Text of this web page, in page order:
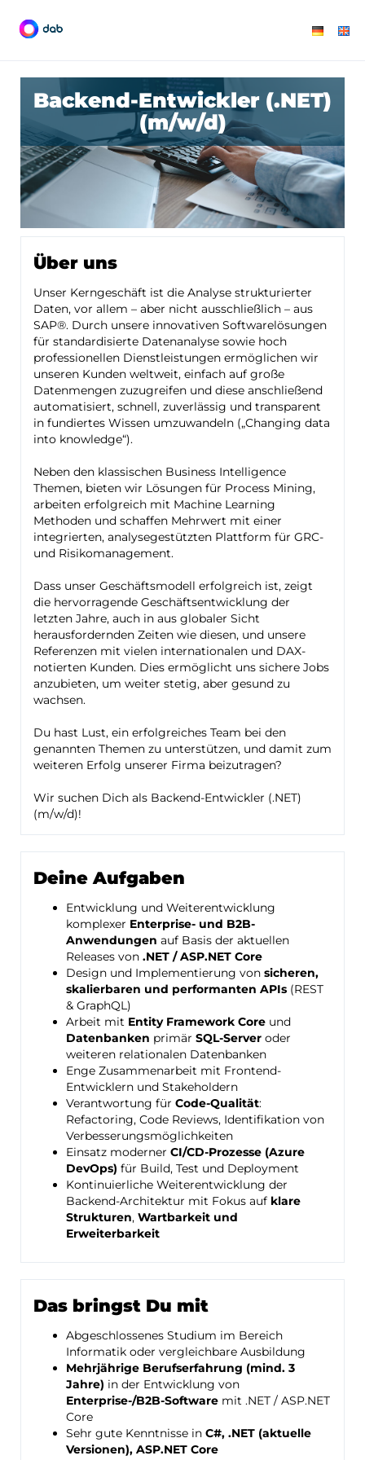
Backend-Entwickler (.NET)
(m/w/d)
Über uns
Unser Kerngeschäft ist die Analyse strukturierter
Daten, vor allem – aber nicht ausschließlich – aus
SAP®. Durch unsere innovativen Softwarelösungen
für standardisierte Datenanalyse sowie hoch
professionellen Dienstleistungen ermöglichen wir
unseren Kunden weltweit, einfach auf große
Datenmengen zuzugreifen und diese anschließend
automatisiert, schnell, zuverlässig und transparent
in fundiertes Wissen umzuwandeln („Changing data
into knowledge“).
Neben den klassischen Business Intelligence
Themen, bieten wir Lösungen für Process Mining,
arbeiten erfolgreich mit Machine Learning
Methoden und schaffen Mehrwert mit einer
integrierten, analysegestützten Plattform für GRC-
und Risikomanagement.
Dass unser Geschäftsmodell erfolgreich ist, zeigt
die hervorragende Geschäftsentwicklung der
letzten Jahre, auch in aus globaler Sicht
herausfordernden Zeiten wie diesen, und unsere
Referenzen mit vielen internationalen und DAX-
notierten Kunden. Dies ermöglicht uns sichere Jobs
anzubieten, um weiter stetig, aber gesund zu
wachsen.
Du hast Lust, ein erfolgreiches Team bei den
genannten Themen zu unterstützen, und damit zum
weiteren Erfolg unserer Firma beizutragen?
Wir suchen Dich als Backend-Entwickler (.NET)
(m/w/d)!
Deine Aufgaben
Entwicklung und Weiterentwicklung
komplexer Enterprise- und B2B-
Anwendungen auf Basis der aktuellen
Releases von .NET / ASP.NET Core
Design und Implementierung von sicheren,
skalierbaren und performanten APIs (REST
& GraphQL)
Arbeit mit Entity Framework Core und
Datenbanken primär SQL-Server oder
weiteren relationalen Datenbanken
Enge Zusammenarbeit mit Frontend-
Entwicklern und Stakeholdern
Verantwortung für Code-Qualität:
Refactoring, Code Reviews, Identifikation von
Verbesserungsmöglichkeiten
Einsatz moderner CI/CD-Prozesse (Azure
DevOps) für Build, Test und Deployment
Kontinuierliche Weiterentwicklung der
Backend-Architektur mit Fokus auf klare
Strukturen, Wartbarkeit und
Erweiterbarkeit
Das bringst Du mit
Abgeschlossenes Studium im Bereich
Informatik oder vergleichbare Ausbildung
Mehrjährige Berufserfahrung (mind. 3
Jahre) in der Entwicklung von
Enterprise-/B2B-Software mit .NET / ASP.NET
Core
Sehr gute Kenntnisse in C#, .NET (aktuelle
Versionen), ASP.NET Core